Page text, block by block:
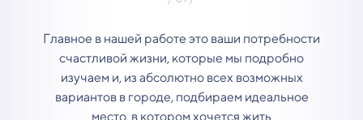
Главное в нашей работе это ваши потребности
счастливой жизни, которые мы подробно
изучаем и, из абсолютно всех возможных
вариантов в городе, подбираем идеальное
место, в котором хочется жить